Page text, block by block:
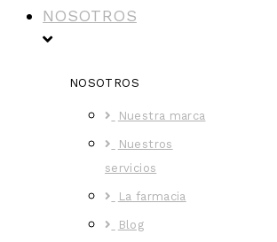
NOSOTROS
NOSOTROS
Nuestra marca
Nuestros
servicios
La farmacia
Blog